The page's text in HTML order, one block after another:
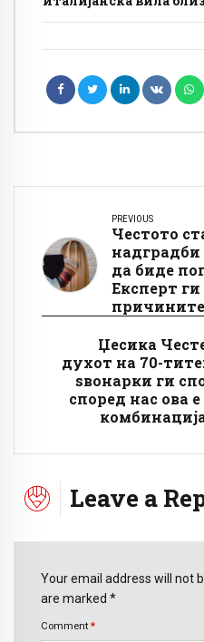
PREVIOUS
Честото
да биде
Експерт ги
Џесика
духот на 70-
ѕвонарки ги
според нас ова
Leave a
Your email address will not
are marked *
Comment *